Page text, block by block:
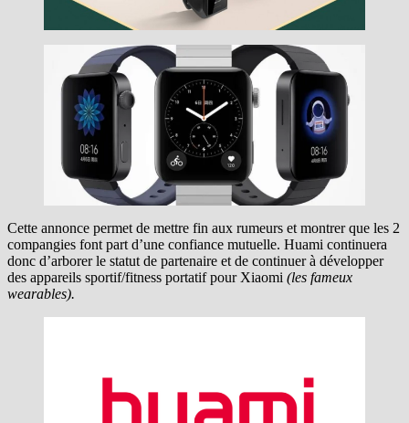
Cette annonce permet de mettre fin aux rumeurs et montrer que les 2
compangies font part d’une confiance mutuelle. Huami continuera
donc d’arborer le statut de partenaire et de continuer à développer
des appareils sportif/fitness portatif pour Xiaomi (les fameux
wearables).